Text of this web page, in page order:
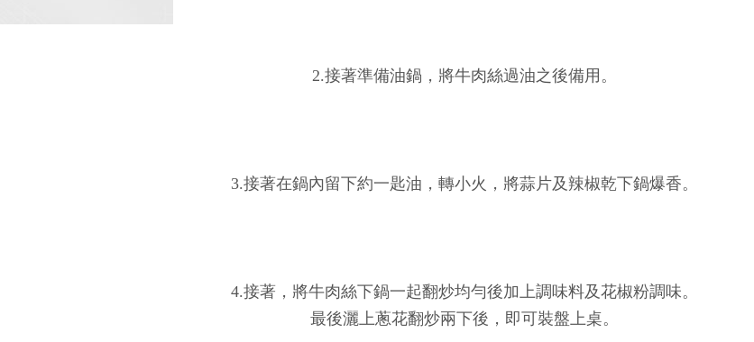
2.接著準備油鍋，將牛肉絲過油之後備用。
3.接著在鍋內留下約一匙油，轉小火，將蒜片及辣椒乾下鍋爆香。
4.接著，將牛肉絲下鍋一起翻炒均勻後加上調味料及花椒粉調味。
最後灑上蔥花翻炒兩下後，即可裝盤上桌。